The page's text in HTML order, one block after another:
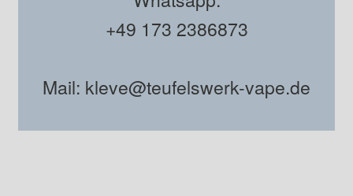
+49 173 2386873
Mail: kleve@teufelswerk-vape.de